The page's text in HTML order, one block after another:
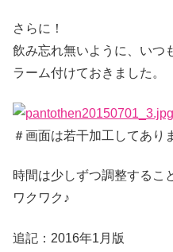
さらに！
飲み忘れ無いように、いつ
ラーム付けておきました。
＃画面は若干加工してあり
時間は少しずつ調整するこ
ワクワク♪
追記：2016年1月版